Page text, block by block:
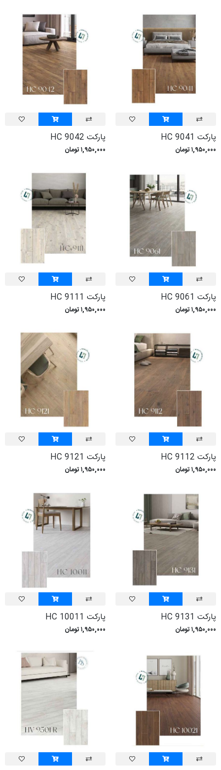
پارکت HC 9041
۱,۹۵۰,۰۰۰ تومان
پارکت HC 9042
۱,۹۵۰,۰۰۰ تومان
پارکت HC 9061
۱,۹۵۰,۰۰۰ تومان
پارکت HC 9111
۱,۹۵۰,۰۰۰ تومان
پارکت HC 9112
۱,۹۵۰,۰۰۰ تومان
پارکت HC 9121
۱,۹۵۰,۰۰۰ تومان
پارکت HC 9131
۱,۹۵۰,۰۰۰ تومان
پارکت HC 10011
۱,۹۵۰,۰۰۰ تومان